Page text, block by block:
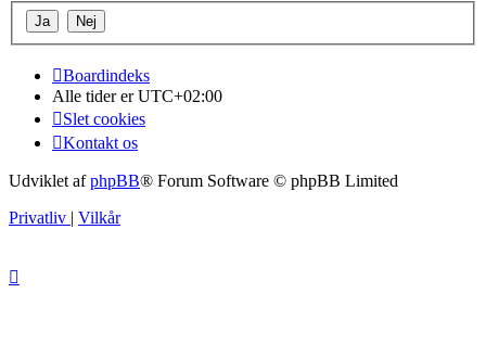
Boardindeks
Alle tider erUTC+02:00
Slet cookies
Kontakt os
Udviklet afphpBB® Forum Software © phpBB Limited
Privatliv | Vilkår